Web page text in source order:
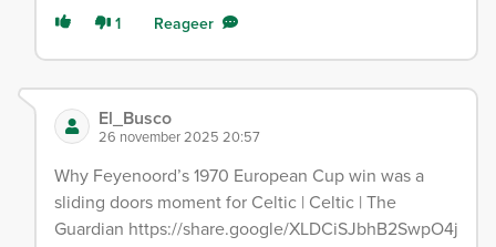
1 Reageer
El_Busco
26 november 2025 20:57
Why Feyenoord’s 1970 European Cup win was a
sliding doors moment for Celtic | Celtic | The
Guardian https://share.google/XLDCiSJbhB2SwpO4j